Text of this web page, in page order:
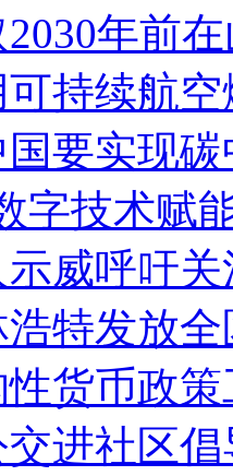
年前
持续航
要实现
字技术赋
威呼吁
特发放
货币政
进社区